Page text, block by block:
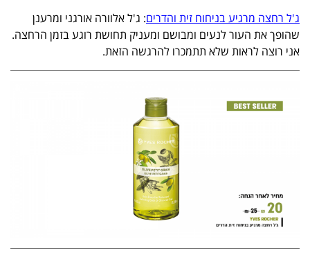
ג'ל רחצה מרגיע בניחוח זית והדרים: ג'ל אלוורה אורגני ומרענן
שהופך את העור לנעים ומבושם ומעניק תחושת רוגע בזמן הרחצה.
אני רוצה לראות שלא תתמכרו להרגשה הזאת.